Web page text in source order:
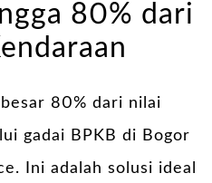
80% dari
80% dari nilai
gadai BPKB di Bogor
Ini adalah solusi ideal